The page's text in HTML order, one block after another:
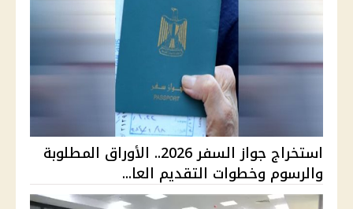
استخراج جواز السفر 2026.. الأوراق المطلوبة
والرسوم وخطوات التقديم العا...